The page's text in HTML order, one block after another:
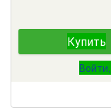
Купить